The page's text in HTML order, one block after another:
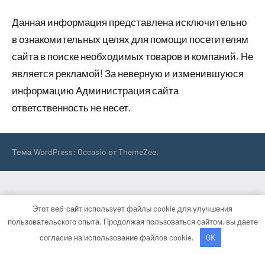
Данная информация представлена исключительно
в ознакомительных целях для помощи посетителям
сайта в поиске необходимых товаров и компаний. Не
является рекламой! За неверную и изменившуюся
информацию Администрация сайта
ответственность не несет.
Тема WordPress: Occasio от ThemeZee.
Этот веб-сайт использует файлы cookie для улучшения
пользовательского опыта. Продолжая пользоваться сайтом, вы даете
согласие на использование файлов cookie.
OK